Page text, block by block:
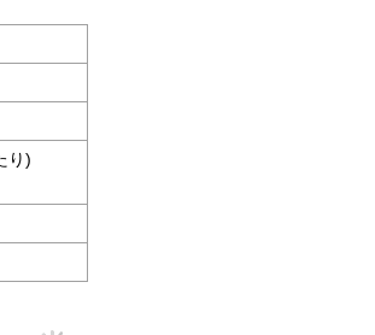
り)